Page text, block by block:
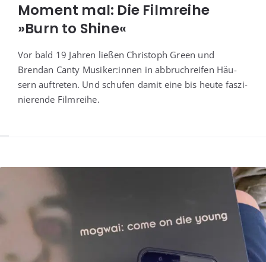
Moment mal: Die Filmreihe
»Burn to Shine«
Vor bald 19 Jah­ren lie­ßen Chris­toph Green und
Brendan Can­ty Musiker:innen in abbruch­rei­fen Häu­
sern auf­tre­ten. Und schu­fen damit eine bis heu­te fas­zi­
nie­ren­de Filmreihe.